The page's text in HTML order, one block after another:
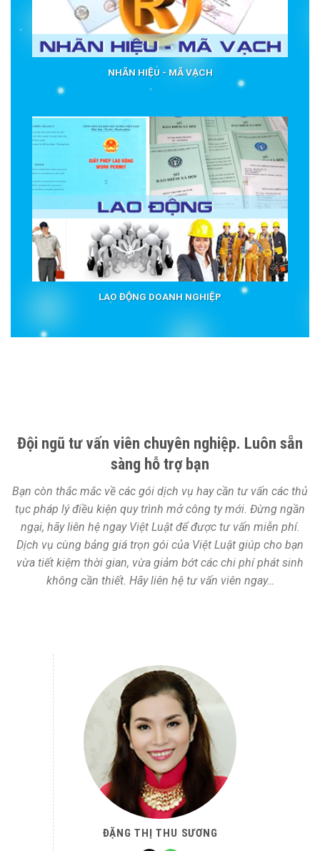
NHÃN HIỆU - MÃ VẠCH
LAO ĐỘNG DOANH NGHIỆP
Đội ngũ tư vấn viên chuyên nghiệp. Luôn sẵn
sàng hỗ trợ bạn
Bạn còn thắc mắc về các gói dịch vụ hay cần tư vấn các thủ
tục pháp lý điều kiện quy trình mở công ty mới. Đừng ngần
ngại, hãy liên hệ ngay Việt Luật để được tư vấn miễn phí.
Dịch vụ cùng bảng giá trọn gói của Việt Luật giúp cho bạn
vừa tiết kiệm thời gian, vừa giảm bớt các chi phí phát sinh
không cần thiết. Hãy liên hệ tư vấn viên ngay…
ĐẶNG THỊ THU SƯƠNG